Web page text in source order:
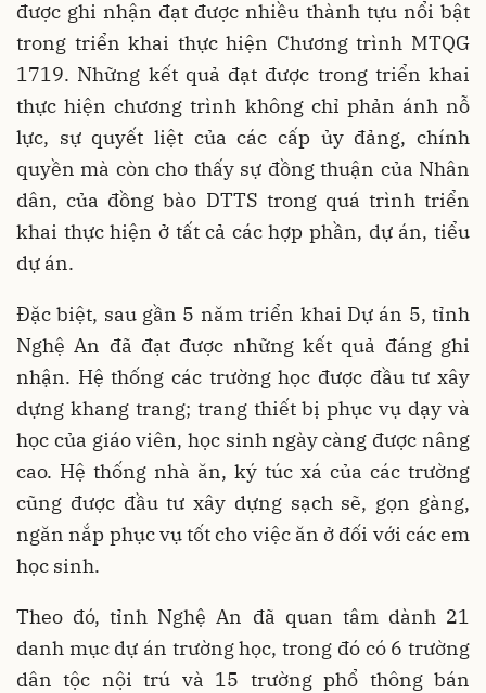
được ghi nhận đạt được nhiều thành tựu nổi bật
trong triển khai thực hiện Chương trình MTQG
1719. Những kết quả đạt được trong triển khai
thực hiện chương trình không chỉ phản ánh nỗ
lực, sự quyết liệt của các cấp ủy đảng, chính
quyền mà còn cho thấy sự đồng thuận của Nhân
dân, của đồng bào DTTS trong quá trình triển
khai thực hiện ở tất cả các hợp phần, dự án, tiểu
dự án.
Đặc biệt, sau gần 5 năm triển khai Dự án 5, tỉnh
Nghệ An đã đạt được những kết quả đáng ghi
nhận. Hệ thống các trường học được đầu tư xây
dựng khang trang; trang thiết bị phục vụ dạy và
học của giáo viên, học sinh ngày càng được nâng
cao. Hệ thống nhà ăn, ký túc xá của các trường
cũng được đầu tư xây dựng sạch sẽ, gọn gàng,
ngăn nắp phục vụ tốt cho việc ăn ở đối với các em
học sinh.
Theo đó, tỉnh Nghệ An đã quan tâm dành 21
danh mục dự án trường học, trong đó có 6 trường
dân tộc nội trú và 15 trường phổ thông bán